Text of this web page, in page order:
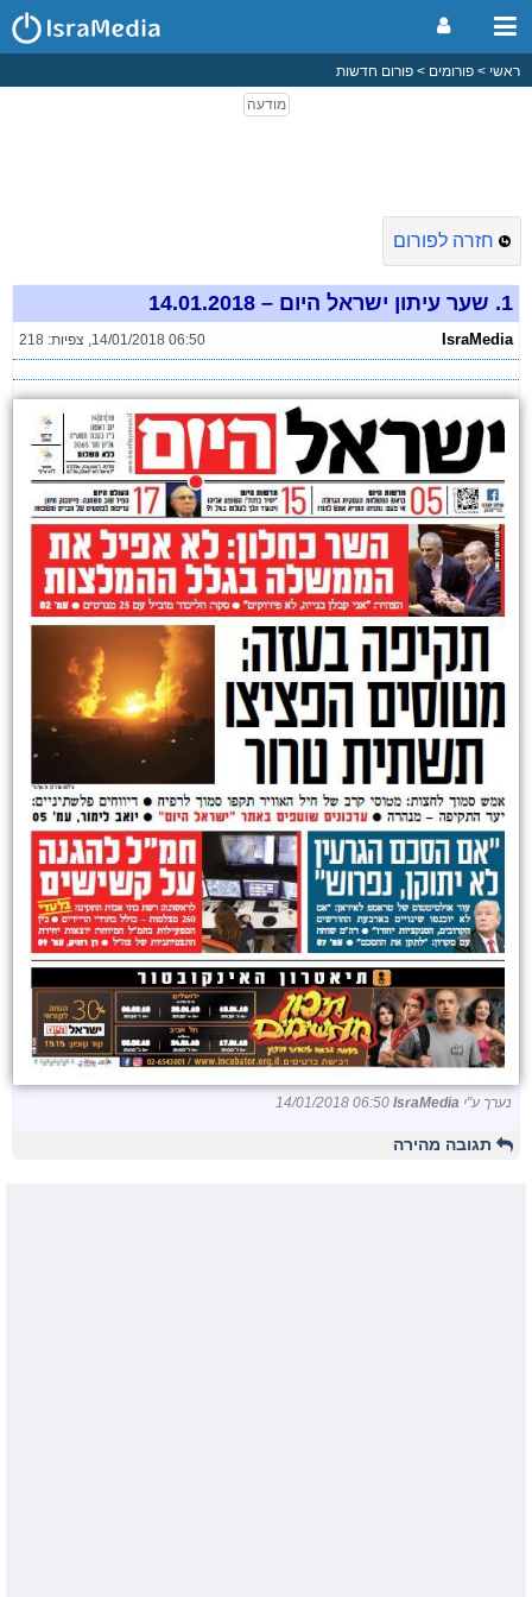
ראשי פורומים פורום חדשות
חזרה לפורום
1. שער עיתון ישראל היום – 14.01.2018
IsraMedia
14/01/2018 06:50
, צפיות: 218
נערך ע"י IsraMedia
14/01/2018 06:50
תגובה מהירה